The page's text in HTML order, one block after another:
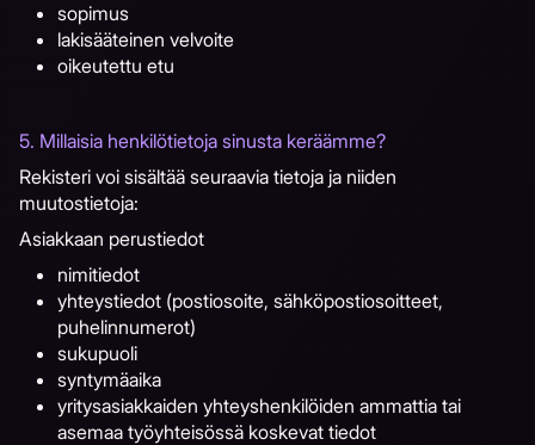
sopimus
lakisääteinen velvoite
oikeutettu etu
5. Millaisia henkilötietoja sinusta keräämme?
Rekisteri voi sisältää seuraavia tietoja ja niiden
muutostietoja:
Asiakkaan perustiedot
nimitiedot
yhteystiedot (postiosoite, sähköpostiosoitteet,
puhelinnumerot)
sukupuoli
syntymäaika
yritysasiakkaiden yhteyshenkilöiden ammattia tai
asemaa työyhteisössä koskevat tiedot